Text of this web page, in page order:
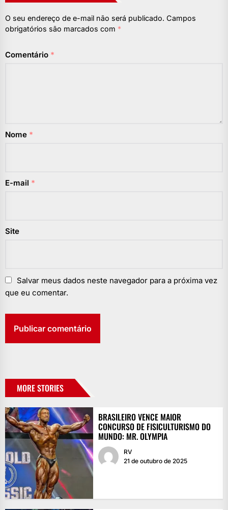
O seu endereço de e-mail não será publicado. Campos
obrigatórios são marcados com *
Comentário *
Nome *
E-mail *
Site
Salvar meus dados neste navegador para a próxima vez
que eu comentar.
MORE STORIES
BRASILEIRO VENCE MAIOR
CONCURSO DE FISICULTURISMO DO
MUNDO: MR. OLYMPIA
RV
21 de outubro de 2025